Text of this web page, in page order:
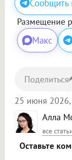
Сообщить
Размещение
Макс
Алла
все
25 июня
Поделиться
Оставьте